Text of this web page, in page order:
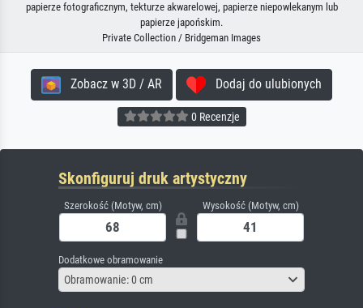
papierze fotograficznym, tekturze akwarelowej, papierze niepowlekanym lub
papierze japońskim.
Private Collection / Bridgeman Images
Zobacz w 3D / AR Dodaj do ulubionych
0 Recenzje
Skonfiguruj druk artystyczny
Szerokość (Motyw, cm) Wysokość (Motyw, cm)
Dodatkowe obramowanie
Obramowanie: 0 cm